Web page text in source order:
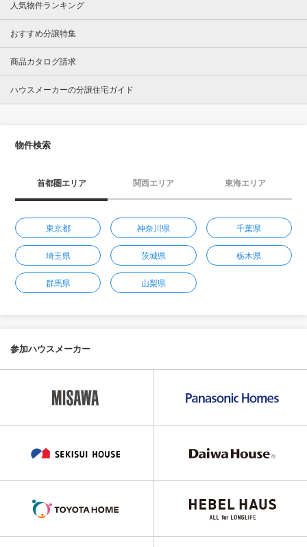
人気物件ランキング
おすすめ分譲特集
商品カタログ請求
ハウスメーカーの分譲住宅ガイド
物件検索
首都圏エリア 関西エリア 東海エリア
東京都 神奈川県 千葉県
埼玉県 茨城県 栃木県
群馬県 山梨県
参加ハウスメーカー